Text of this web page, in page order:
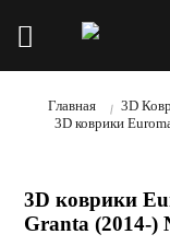
Главная 3D
3D коврики
3D коврики
Granta (2014-)